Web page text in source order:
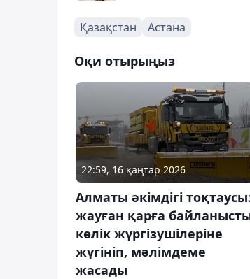
Қазақстан Астана
Оқи отырыңыз
22:59, 16 қаңтар 2026
Алматы әкімдігі
жауған қарға
көлік жүргізушілеріне
жүгініп, мәлімдеме
жасады